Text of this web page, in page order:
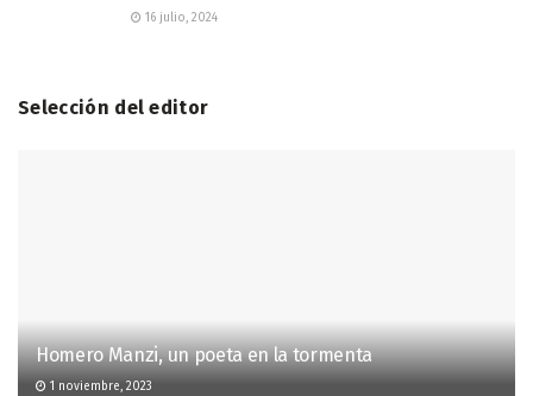
16 julio, 2024
Selección del editor
Homero Manzi, un poeta en la tormenta
1 noviembre, 2023